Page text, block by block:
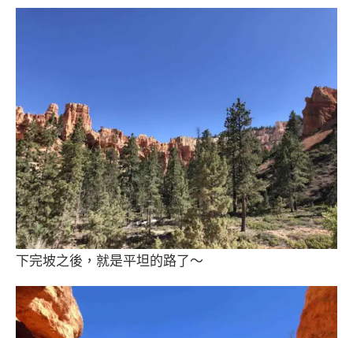
下完坡之後，就是平坦的路了～